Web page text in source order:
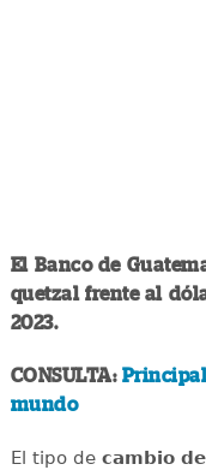
El Banco de
quetzal frente al
2023.
CONSULTA:
mundo
El tipo de cambio